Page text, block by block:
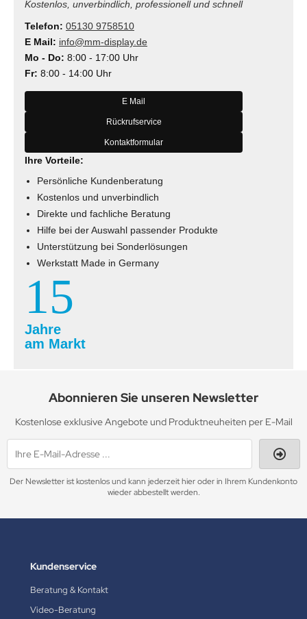
Kostenlos, unverbindlich, professionell und schnell
Telefon: 05130 9758510
E Mail: info@mm-display.de
Mo - Do: 8:00 - 17:00 Uhr
Fr: 8:00 - 14:00 Uhr
E Mail
Rückrufservice
Kontaktformular
Ihre Vorteile:
Persönliche Kundenberatung
Kostenlos und unverbindlich
Direkte und fachliche Beratung
Hilfe bei der Auswahl passender Produkte
Unterstützung bei Sonderlösungen
Werkstatt Made in Germany
15
Jahre
am Markt
Abonnieren Sie unseren Newsletter
Kostenlose exklusive Angebote und Produktneuheiten per E-Mail
Der Newsletter ist kostenlos und kann jederzeit hier oder in Ihrem Kundenkonto
wieder abbestellt werden.
Kundenservice
Beratung & Kontakt
Video-Beratung